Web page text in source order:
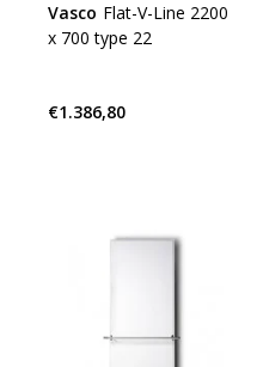
Vasco Flat-V-Line 2200
x 700 type 22
€1.386,80